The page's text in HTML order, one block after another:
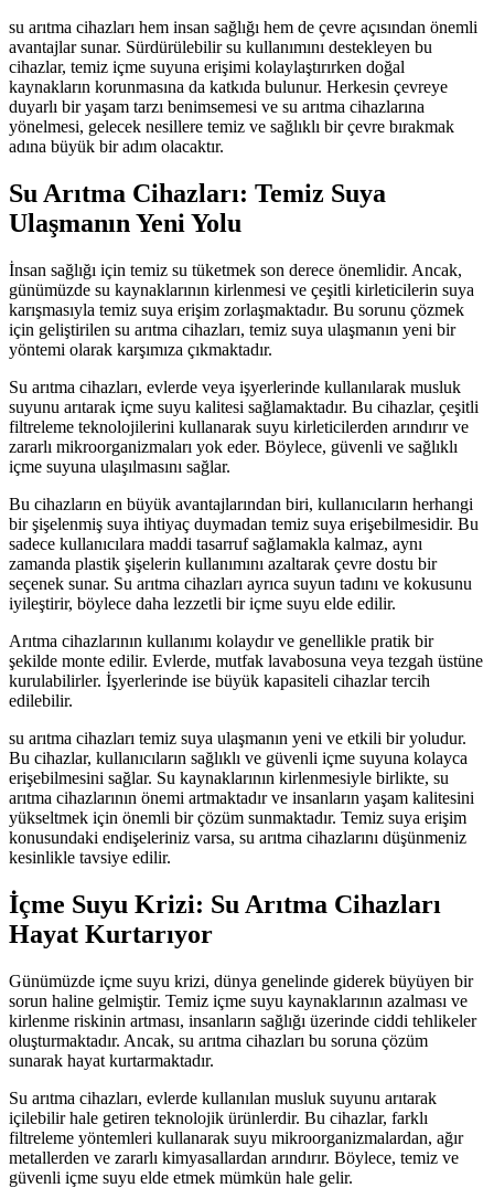
su arıtma cihazları hem insan sağlığı hem de çevre açısından önemli
avantajlar sunar. Sürdürülebilir su kullanımını destekleyen bu
cihazlar, temiz içme suyuna erişimi kolaylaştırırken doğal
kaynakların korunmasına da katkıda bulunur. Herkesin çevreye
duyarlı bir yaşam tarzı benimsemesi ve su arıtma cihazlarına
yönelmesi, gelecek nesillere temiz ve sağlıklı bir çevre bırakmak
adına büyük bir adım olacaktır.
Su Arıtma Cihazları: Temiz Suya
Ulaşmanın Yeni Yolu
İnsan sağlığı için temiz su tüketmek son derece önemlidir. Ancak,
günümüzde su kaynaklarının kirlenmesi ve çeşitli kirleticilerin suya
karışmasıyla temiz suya erişim zorlaşmaktadır. Bu sorunu çözmek
için geliştirilen su arıtma cihazları, temiz suya ulaşmanın yeni bir
yöntemi olarak karşımıza çıkmaktadır.
Su arıtma cihazları, evlerde veya işyerlerinde kullanılarak musluk
suyunu arıtarak içme suyu kalitesi sağlamaktadır. Bu cihazlar, çeşitli
filtreleme teknolojilerini kullanarak suyu kirleticilerden arındırır ve
zararlı mikroorganizmaları yok eder. Böylece, güvenli ve sağlıklı
içme suyuna ulaşılmasını sağlar.
Bu cihazların en büyük avantajlarından biri, kullanıcıların herhangi
bir şişelenmiş suya ihtiyaç duymadan temiz suya erişebilmesidir. Bu
sadece kullanıcılara maddi tasarruf sağlamakla kalmaz, aynı
zamanda plastik şişelerin kullanımını azaltarak çevre dostu bir
seçenek sunar. Su arıtma cihazları ayrıca suyun tadını ve kokusunu
iyileştirir, böylece daha lezzetli bir içme suyu elde edilir.
Arıtma cihazlarının kullanımı kolaydır ve genellikle pratik bir
şekilde monte edilir. Evlerde, mutfak lavabosuna veya tezgah üstüne
kurulabilirler. İşyerlerinde ise büyük kapasiteli cihazlar tercih
edilebilir.
su arıtma cihazları temiz suya ulaşmanın yeni ve etkili bir yoludur.
Bu cihazlar, kullanıcıların sağlıklı ve güvenli içme suyuna kolayca
erişebilmesini sağlar. Su kaynaklarının kirlenmesiyle birlikte, su
arıtma cihazlarının önemi artmaktadır ve insanların yaşam kalitesini
yükseltmek için önemli bir çözüm sunmaktadır. Temiz suya erişim
konusundaki endişeleriniz varsa, su arıtma cihazlarını düşünmeniz
kesinlikle tavsiye edilir.
İçme Suyu Krizi: Su Arıtma Cihazları
Hayat Kurtarıyor
Günümüzde içme suyu krizi, dünya genelinde giderek büyüyen bir
sorun haline gelmiştir. Temiz içme suyu kaynaklarının azalması ve
kirlenme riskinin artması, insanların sağlığı üzerinde ciddi tehlikeler
oluşturmaktadır. Ancak, su arıtma cihazları bu soruna çözüm
sunarak hayat kurtarmaktadır.
Su arıtma cihazları, evlerde kullanılan musluk suyunu arıtarak
içilebilir hale getiren teknolojik ürünlerdir. Bu cihazlar, farklı
filtreleme yöntemleri kullanarak suyu mikroorganizmalardan, ağır
metallerden ve zararlı kimyasallardan arındırır. Böylece, temiz ve
güvenli içme suyu elde etmek mümkün hale gelir.